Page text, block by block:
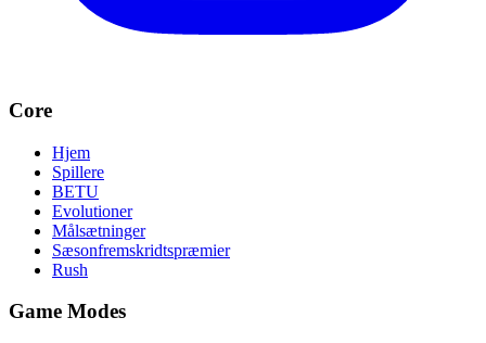
Core
Hjem
Spillere
BETU
Evolutioner
Målsætninger
Sæsonfremskridtspræmier
Rush
Game Modes